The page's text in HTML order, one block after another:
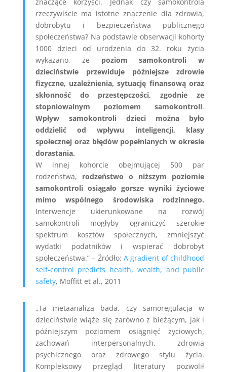
rzeczywiście ma istotne znaczenie dla zdrowia,
dobrobytu i bezpieczeństwa publicznego
społeczeństwa? Na podstawie obserwacji kohorty
1000 dzieci od urodzenia do 32. roku życia
wykazano, że poziom samokontroli w
dzieciństwie przewiduje późniejsze zdrowie
fizyczne, uzależnienia, sytuację finansową oraz
skłonność do przestępczości, zgodnie ze
stopniowalnym poziomem samokontroli.
Wpływ samokontroli dzieci można było
oddzielić od wpływu inteligencji, klasy
społecznej oraz błędów popełnianych w okresie
dorastania.
W innej kohorcie obejmującej 500 par
rodzeństwa, rodzeństwo o niższym poziomie
samokontroli osiągało gorsze wyniki życiowe
mimo wspólnego środowiska rodzinnego.
Interwencje ukierunkowane na rozwój
samokontroli mogłyby ograniczyć szerokie
spektrum kosztów społecznych, zmniejszyć
wydatki podatników i wspierać dobrobyt
społeczeństwa.” – Źródło: A gradient of childhood
self-control predicts health, wealth, and public
safety, Moffitt et al., 2011
„Ta metaanaliza bada, czy samoregulacja w
dzieciństwie wiąże się zarówno z bieżącym, jak i
późniejszym poziomem osiągnięć życiowych,
zachowań interpersonalnych, zdrowia
psychicznego oraz zdrowego stylu życia.
Kompleksowy przegląd literatury pozwolił